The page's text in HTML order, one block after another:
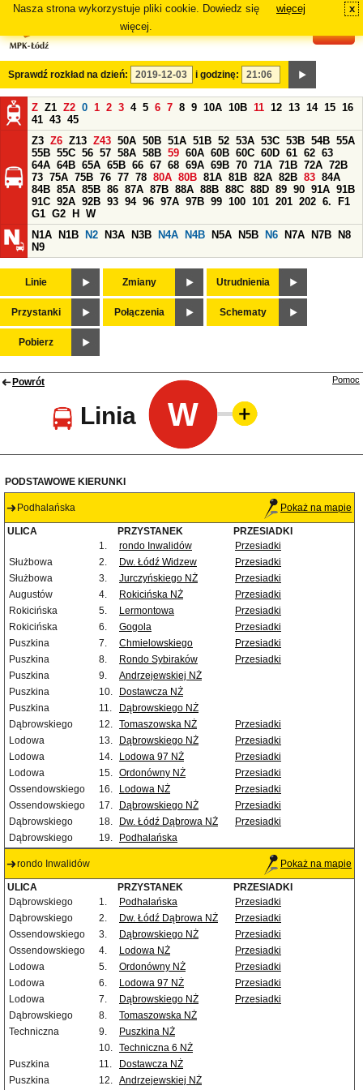
Nasza strona wykorzystuje pliki cookie. Dowiedz się
więcej.
więcej x
Sprawdź rozkład na dzień: i godzinę:
Z Z1 Z2 0 1 2 3 4 5 6 7 8 9 10A 10B 11 12 13 14 15 16
41 43 45
Z3 Z6 Z13 Z43 50A 50B 51A 51B 52 53A 53C 53B 54B 55A
55B 55C 56 57 58A 58B 59 60A 60B 60C 60D 61 62 63
64A 64B 65A 65B 66 67 68 69A 69B 70 71A 71B 72A 72B
73 75A 75B 76 77 78 80A 80B 81A 81B 82A 82B 83 84A
84B 85A 85B 86 87A 87B 88A 88B 88C 88D 89 90 91A 91B
91C 92A 92B 93 94 96 97A 97B 99 100 101 201 202 6.
F1
G1 G2 H
W
N1A
N1B N2 N3A N3B N4A N4B N5A N5B N6 N7A N7B
N8
N9
Linie Zmiany Utrudnienia
Przystanki Połączenia Schematy
Pobierz
Powrót
Linia W
Pomoc
PODSTAWOWE KIERUNKI
Podhalańska Pokaż na mapie
ULICA PRZYSTANEK
PRZESIADKI
1.
rondo Inwalidów
Przesiadki
Służbowa
2. Dw. Łódź Widzew
Przesiadki
Służbowa
3. Jurczyńskiego NŻ
Przesiadki
Augustów
4. Rokicińska NŻ
Przesiadki
Rokicińska
5. Lermontowa
Przesiadki
Rokicińska
6. Gogola
Przesiadki
Puszkina
7. Chmielowskiego
Przesiadki
Puszkina
8. Rondo Sybiraków
Przesiadki
Puszkina
9.
Andrzejewskiej NŻ
Puszkina
10.
Dostawcza NŻ
Puszkina
11.
Dąbrowskiego NŻ
Dąbrowskiego
12. Tomaszowska NŻ
Przesiadki
Lodowa
13. Dąbrowskiego NŻ
Przesiadki
Lodowa
14. Lodowa 97 NŻ
Przesiadki
Lodowa
15. Ordonówny NŻ
Przesiadki
Ossendowskiego
16. Lodowa NŻ
Przesiadki
Ossendowskiego
17. Dąbrowskiego NŻ
Przesiadki
Dąbrowskiego
18. Dw. Łódź Dąbrowa NŻ
Przesiadki
Dąbrowskiego
19. Podhalańska
rondo Inwalidów Pokaż na mapie
ULICA PRZYSTANEK
PRZESIADKI
Dąbrowskiego
1. Podhalańska
Przesiadki
Dąbrowskiego
2. Dw. Łódź Dąbrowa NŻ
Przesiadki
Ossendowskiego
3. Dąbrowskiego NŻ
Przesiadki
Ossendowskiego
4. Lodowa NŻ
Przesiadki
Lodowa
5. Ordonówny NŻ
Przesiadki
Lodowa
6. Lodowa 97 NŻ
Przesiadki
Lodowa
7. Dąbrowskiego NŻ
Przesiadki
Dąbrowskiego
8.
Tomaszowska NŻ
Techniczna
9.
Puszkina NŻ
10. Techniczna 6 NŻ
Puszkina
11.
Dostawcza NŻ
Puszkina
12. Andrzejewskiej NŻ